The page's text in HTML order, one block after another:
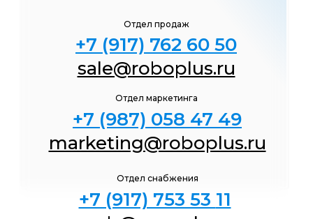
+7 (917) 762 60 50
+7 (987) 058 47 49
+7 (917) 753 53 11
sale@roboplus.ru
marketing@roboplus.ru
Отдел маркетинга
Отдел снабжения
Отдел продаж